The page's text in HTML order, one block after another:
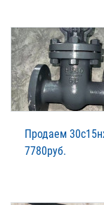
Продаем
7780руб.